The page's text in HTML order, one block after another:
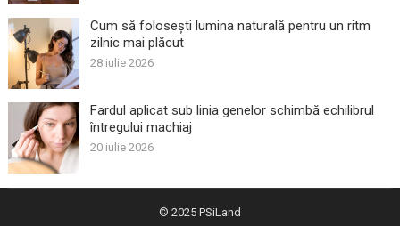
Cum să folosești lumina naturală pentru un ritm
zilnic mai plăcut
28 iulie 2026
Fardul aplicat sub linia genelor schimbă echilibrul
întregului machiaj
20 iulie 2026
© 2025 PSiLand